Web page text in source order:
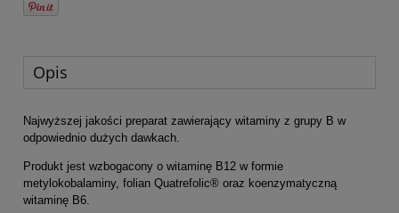
Opis
Najwyższej jakości preparat zawierający witaminy z grupy B w
odpowiednio dużych dawkach.
Produkt jest wzbogacony o witaminę B12 w formie
metylokobalaminy, folian Quatrefolic® oraz koenzymatyczną
witaminę B6.